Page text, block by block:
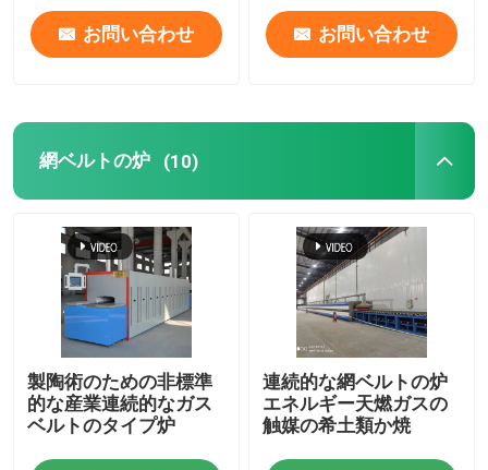
ローラー炉炉
陶磁器炉
陽極および陰極の物質的な炉
窒素ガスジェネレーター
乾燥炉
お問い合わせ お問い合わせ
網ベルトの炉 (10)
製陶術のための非標準
的な産業連続的なガス
ベルトのタイプ炉
連続的な網ベルトの炉
エネルギー天燃ガスの
触媒の希土類か焼